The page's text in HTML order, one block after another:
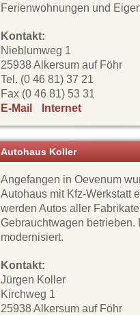
Ferienwohnungen und
Kontakt:
Nieblumweg 1
25938 Alkersum auf Föhr
Tel. (0 46 81) 37 21
Fax (0 46 81) 53 31
E-Mail
Internet
Autohaus Koller
Angefangen in Oevenum
Autohaus mit Kfz-Werkstatt
werden Autos aller
Gebrauchtwagen
modernisiert.
Kontakt:
Jürgen Koller
Kirchweg 1
25938 Alkersum auf Föhr